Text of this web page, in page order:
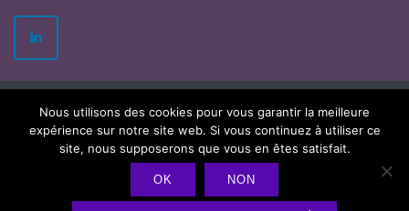
2026 © Béatrix Donnart Politique de confidentialité Theme by
Nous utilisons des cookies pour vous garantir la meilleure
expérience sur notre site web. Si vous continuez à utiliser ce
site, nous supposerons que vous en êtes satisfait.
OK NON